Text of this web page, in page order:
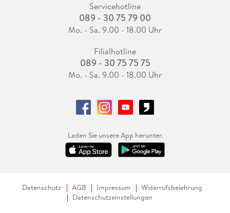
Servicehotline
089 - 30 75 79 00
Mo. - Sa. 9.00 - 18.00 Uhr
Filialhotline
089 - 30 75 75 75
Mo. - Sa. 9.00 - 18.00 Uhr
Laden Sie unsere App herunter.
Datenschutz AGB Impressum
Widerrufsbelehrung
Datenschutzeinstellungen